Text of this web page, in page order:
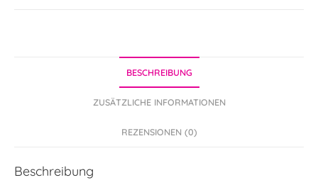
BESCHREIBUNG
ZUSÄTZLICHE INFORMATIONEN
REZENSIONEN (0)
Beschreibung